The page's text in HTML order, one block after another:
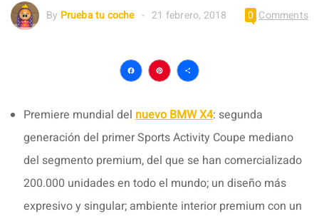
By Prueba tu coche 21 febrero, 2018 0 Comments
Facebook
Pinterest
Compartir
Premiere mundial del nuevo BMW X4: segunda
generación del primer Sports Activity Coupe mediano
del segmento premium, del que se han comercializado
200.000 unidades en todo el mundo; un diseño más
expresivo y singular; ambiente interior premium con un